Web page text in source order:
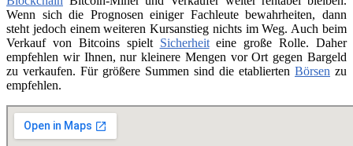
Wenn sich die Prognosen einiger Fachleute bewahrheiten, dann
steht jedoch einem weiteren Kursanstieg nichts im Weg. Auch beim
Verkauf von Bitcoins spielt Sicherheiteine große Rolle. Daher
empfehlen wir Ihnen, nur kleinere Mengen vor Ort gegen Bargeld
zu verkaufen. Für größere Summen sind die etablierten Börsen zu
empfehlen.